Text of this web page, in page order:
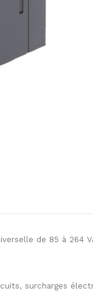
de 85 à 264
surcharges